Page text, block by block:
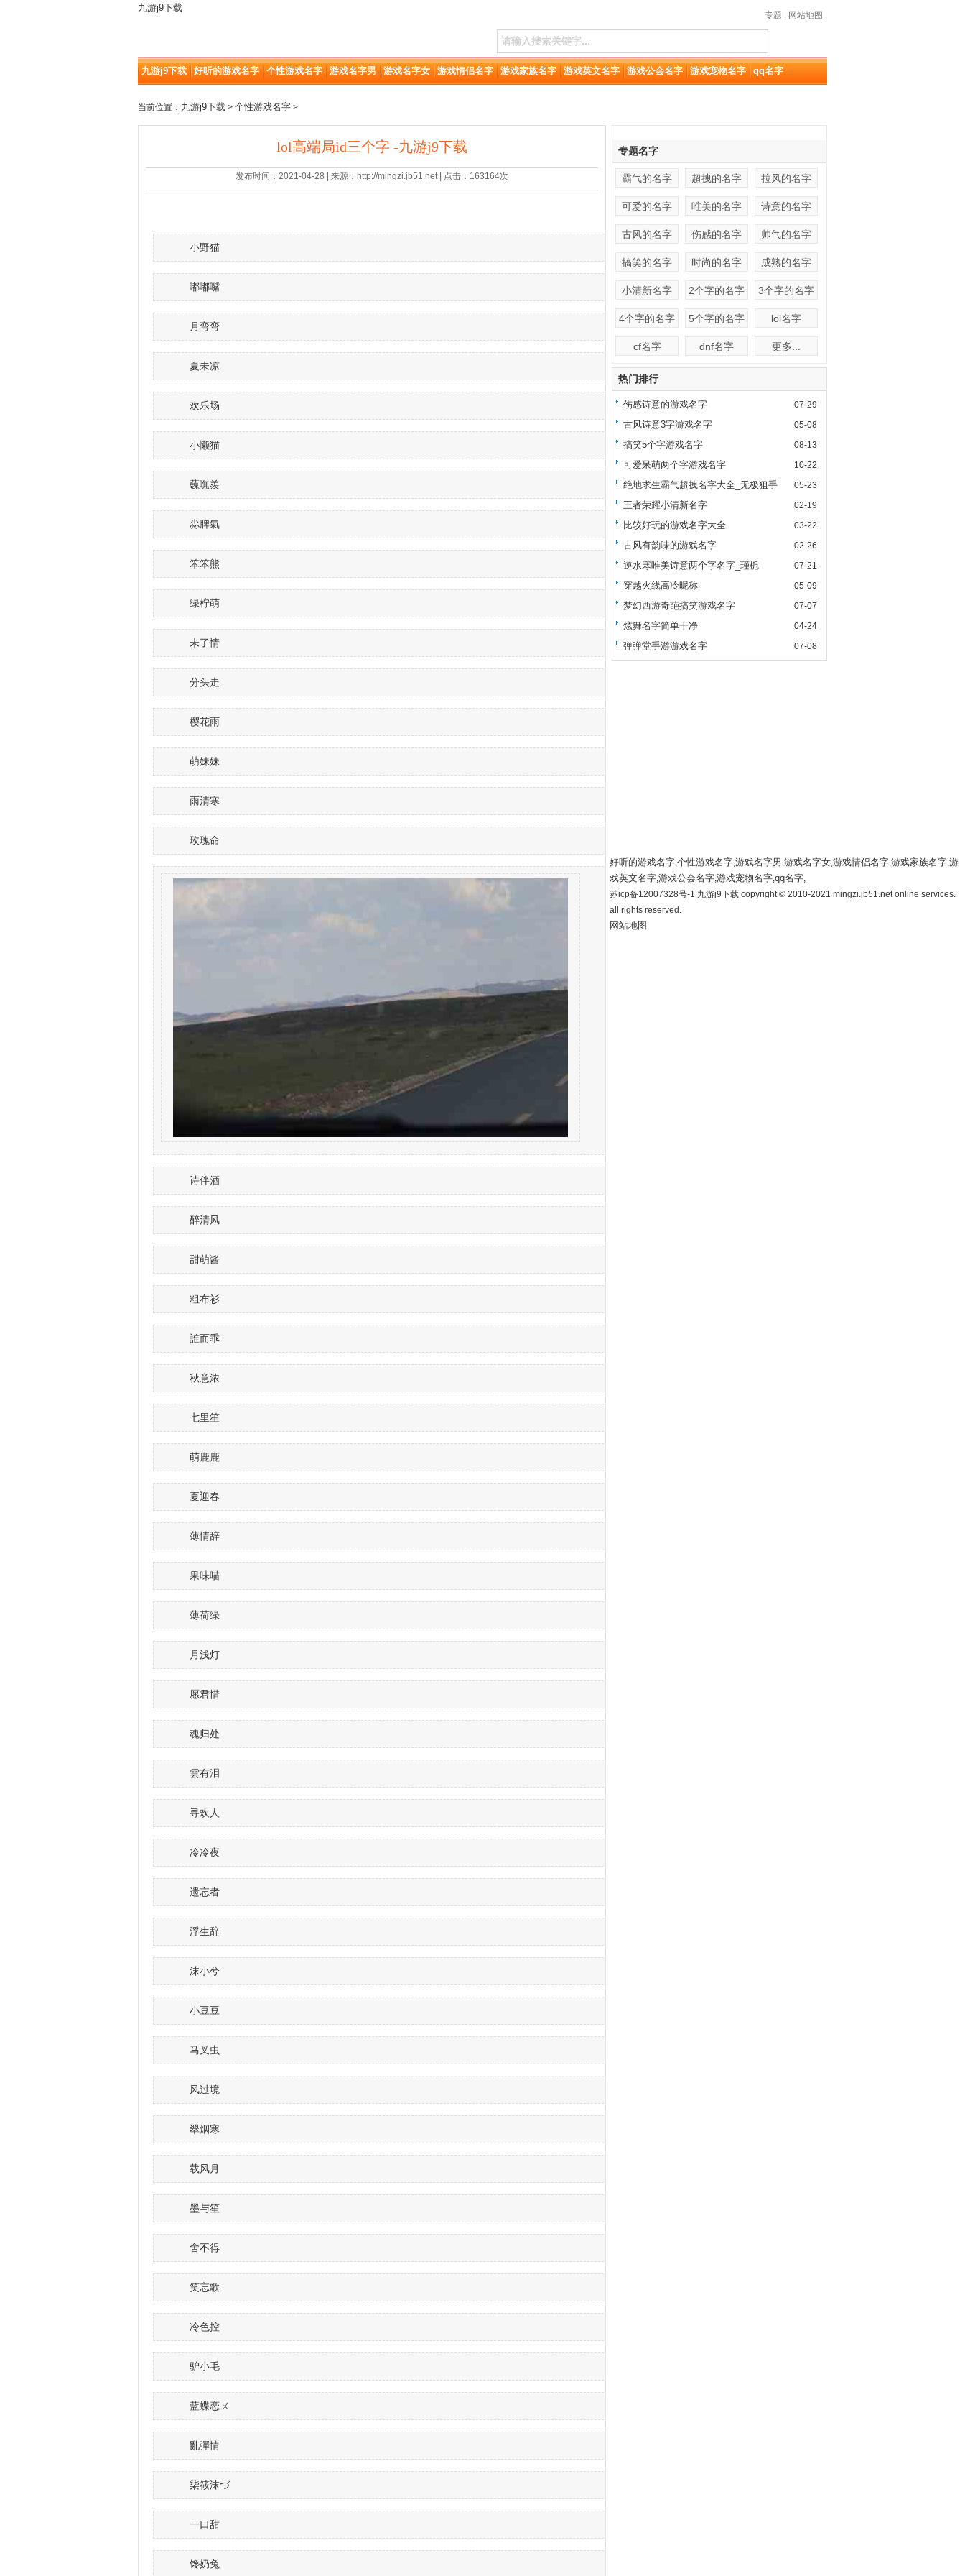
九游j9下载
专题 网站地图
九游j9下载 好听的游戏名字 个性游戏名字 游戏名字男 游戏名字女 游戏情侣名字 游戏家族名字 游戏英文名字 游戏公会名字 游戏宠物名字 qq名字
当前位置： 九游j9下载 > 个性游戏名字 >
lol高端局id三个字 -九游j9下载
发布时间：2021-04-28 | 来源：http://mingzi.jb51.net | 点击：163164次
小野猫
嘟嘟嘴
月弯弯
夏未凉
欢乐场
小懒猫ゞ
蘶嘸羨
尛脾氣
笨笨熊
绿柠萌
未了情
分头走
樱花雨
萌妹妹
雨清寒
玫瑰命
诗伴酒
醉清风
甜萌酱
粗布衫
誰而乖
秋意浓
七里笙
萌鹿鹿
夏迎春
薄情辞
果味喵
薄荷绿
月浅灯
愿君惜
魂归处
雲有泪
寻欢人
冷冷夜
遗忘者
浮生辞
沫小兮
小豆豆
马叉虫
风过境
翠烟寒
载风月
墨与笙
舍不得
笑忘歌
冷色控
驴小毛
蓝蝶恋ㄨ
亂彈情
柒筱沫づ
一口甜
馋奶兔
专题名字
霸气的名字 超拽的名字 拉风的名字
可爱的名字 唯美的名字 诗意的名字
古风的名字 伤感的名字 帅气的名字
搞笑的名字 时尚的名字 成熟的名字
小清新名字 2个字的名字 3个字的名字
4个字的名字 5个字的名字 lol名字
cf名字 dnf名字 更多...
热门排行
07-29
伤感诗意的游戏名字
05-08
古风诗意3字游戏名字
08-13
搞笑5个字游戏名字
10-22
可爱呆萌两个字游戏名字
05-23
绝地求生霸气超拽名字大全_无极狙手
02-19
王者荣耀小清新名字
03-22
比较好玩的游戏名字大全
02-26
古风有韵味的游戏名字
07-21
逆水寒唯美诗意两个字名字_瑾栀
05-09
穿越火线高冷昵称
07-07
梦幻西游奇葩搞笑游戏名字
04-24
炫舞名字简单干净
07-08
弹弹堂手游游戏名字
好听的游戏名字,个性游戏名字,游戏名字男 ,游戏名字女,游戏情侣名字,游戏家族名字,游
戏英文名字,游戏公会名字,游戏宠物名字,qq名字,
苏icp备12007328号-1 九游j9下载 copyright © 2010-2021 mingzi.jb51.net online services.
all rights reserved.
网站地图